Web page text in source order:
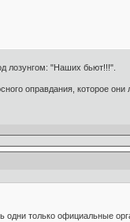
лозунгом: "Наших бьют!!!".
оправдания, которое они
только официальные